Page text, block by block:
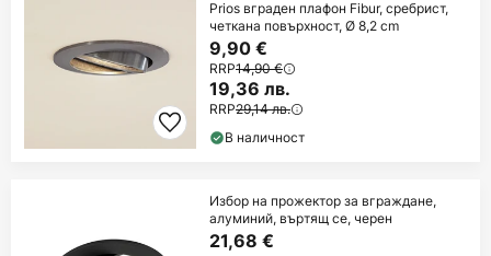
Prios вграден плафон Fibur, сребрист,
четкана повърхност, Ø 8,2 cm
9,90 €
RRP14,90 €
19,36 лв.
RRP29,14 лв.
В наличност
Избор на прожектор за вграждане,
алуминий, въртящ се, черен
21,68 €